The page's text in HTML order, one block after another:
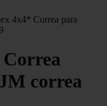
4x4* Correa para
correa